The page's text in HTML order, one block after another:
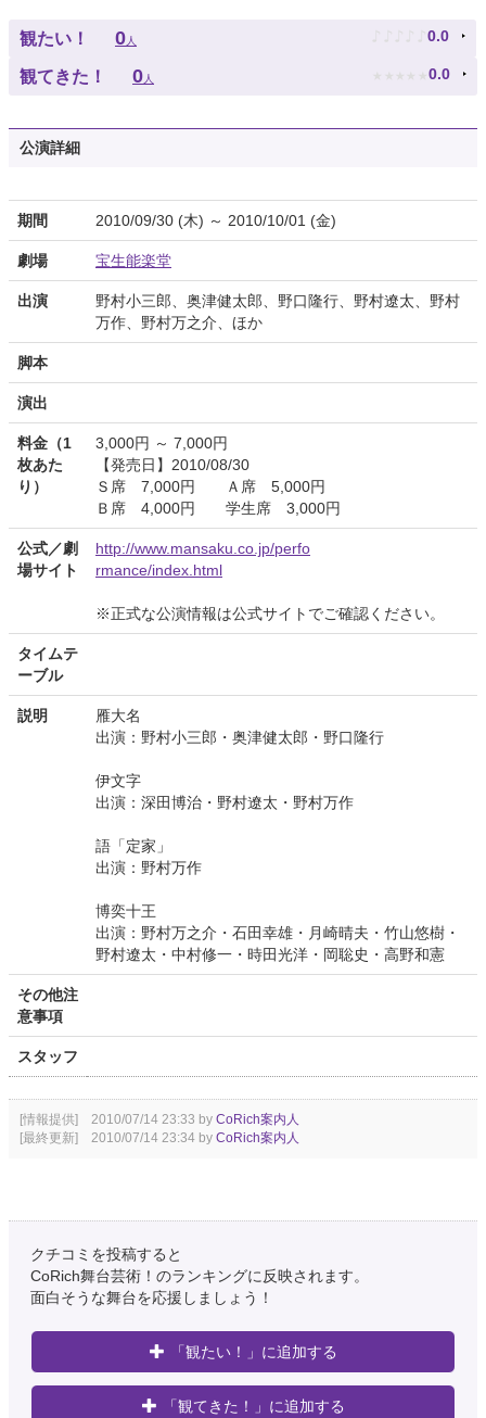
観たい！ 0人 ♪ ♪ ♪ ♪ ♪ 0.0
観てきた！ 0人 ★ ★ ★ ★ ★ 0.0
公演詳細
期間 2010/09/30 (木) ～ 2010/10/01 (金)
劇場 宝生能楽堂
出演
野村小三郎、奥津健太郎、野口隆行、野村遼太、野村
万作、野村万之介、ほか
脚本
演出
料金（1
枚あた
り）
3,000円 ～ 7,000円
【発売日】2010/08/30
Ｓ席 7,000円 Ａ席 5,000円
Ｂ席 4,000円 学生席 3,000円
公式／劇
場サイト
http://www.mansaku.co.jp/perfo
rmance/index.html
※正式な公演情報は公式サイトでご確認ください。
タイムテ
ーブル
説明
雁大名
出演：野村小三郎・奥津健太郎・野口隆行
伊文字
出演：深田博治・野村遼太・野村万作
語「定家」
出演：野村万作
博奕十王
出演：野村万之介・石田幸雄・月崎晴夫・竹山悠樹・
野村遼太・中村修一・時田光洋・岡聡史・高野和憲
その他注
意事項
スタッフ
[情報提供] 2010/07/14 23:33 by CoRich案内人
[最終更新] 2010/07/14 23:34 by CoRich案内人
クチコミを投稿すると
CoRich舞台芸術！のランキングに反映されます。
面白そうな舞台を応援しましょう！
「観たい！」に追加する
「観てきた！」に追加する